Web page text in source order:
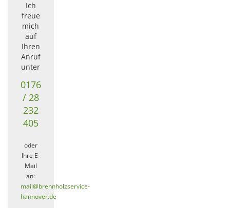
Ich
freue
mich
auf
Ihren
Anruf
unter
0176
/ 28
232
405
oder
Ihre E-
Mail
an:
mail@brennholzservice-
hannover.de